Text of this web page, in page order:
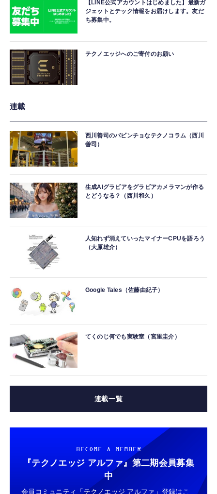
【LINE公式アカウントはじめました】最新ガ
ジェットとテック情報をお届けします。友だ
ち募集中。
テクノエッジへのご寄付のお願い
連載
西川善司のバビンチョなテクノコラム（西川
善司）
生成AIグラビアをグラビアカメラマンが作る
とどうなる？（西川和久）
人知れず消えていったマイナーCPUを語ろう
（大原雄介）
Google Tales（佐藤由紀子）
てくのじ何でも実験室（宮里圭介）
連載一覧
BECOME A MEMBER
『テクノエッジ アルファ』 第二期会員募集
中
会員コミュニティ「テクノエッジ アルファ」登録はこ